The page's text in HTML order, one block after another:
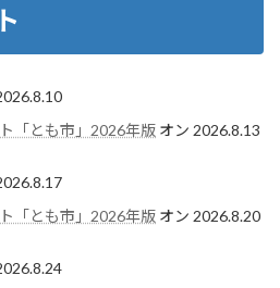
「とも市」2026年版 オン 2026.8.13
「とも市」2026年版 オン 2026.8.20